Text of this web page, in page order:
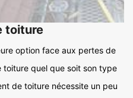
toiture
option face aux pertes de
toiture quel que soit son type
de toiture nécessite un peu